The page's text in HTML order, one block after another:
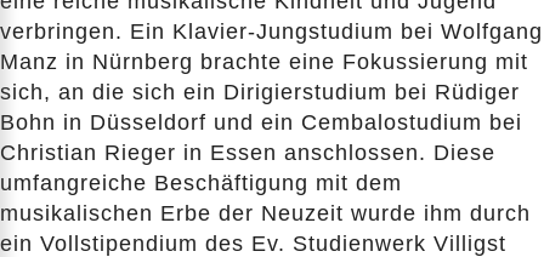
verbringen. Ein Klavier-Jungstudium bei Wolfgang
Manz in Nürnberg brachte eine Fokussierung mit
sich, an die sich ein Dirigierstudium bei Rüdiger
Bohn in Düsseldorf und ein Cembalostudium bei
Christian Rieger in Essen anschlossen. Diese
umfangreiche Beschäftigung mit dem
musikalischen Erbe der Neuzeit wurde ihm durch
ein Vollstipendium des Ev. Studienwerk Villigst